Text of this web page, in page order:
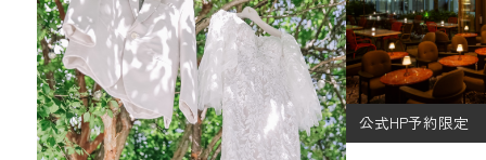
公式HP予約限定